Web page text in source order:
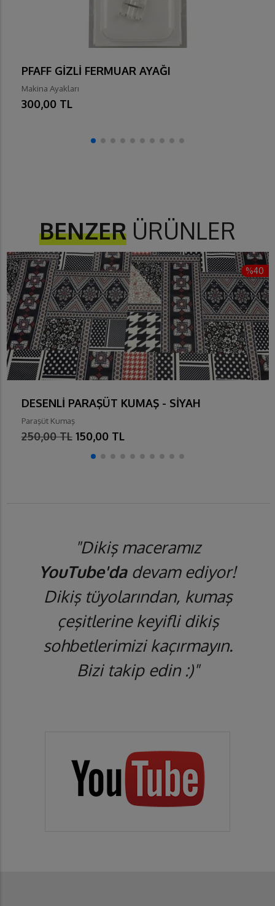
PFAFF GİZLİ FERMUAR AYAĞI
Makina Ayakları
300,00 TL
BENZER ÜRÜNLER
%40
DESENLİ PARAŞÜT KUMAŞ - SİYAH
Paraşüt Kumaş
250,00 TL 150,00 TL
"Dikiş maceramız
YouTube'dadevam ediyor!
Dikiş tüyolarından, kumaş
çeşitlerine keyifli dikiş
sohbetlerimizi kaçırmayın.
Bizi takip edin :)"